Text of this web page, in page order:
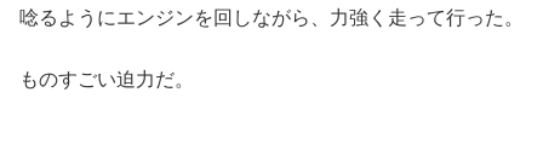
唸るようにエンジンを回しながら、力強く走って行った。
ものすごい迫力だ。